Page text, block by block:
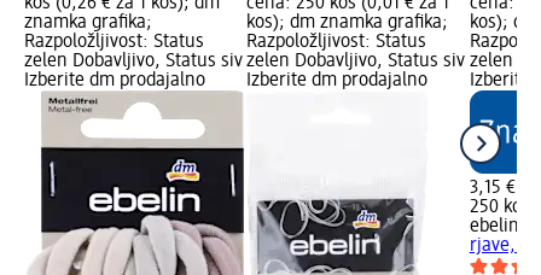
znamka grafika;
Razpoložljivost: Status
zelen Dobavljivo, Status siv
Izberite dm prodajalno
kos); dm znamka grafika;
Razpoložljivost: Status
zelen Dobavljivo, Status siv
Izberite dm prodajalno
kos);
zelen
Izberite
3,15 €
250 kos
ebelin
rjave,